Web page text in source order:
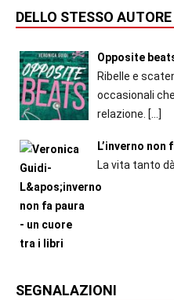
DELLO STESSO AUTORE
Opposite
Ribelle e
occasionali
relazione. […]
L’inverno non
La vita tanto
SEGNALAZIONI